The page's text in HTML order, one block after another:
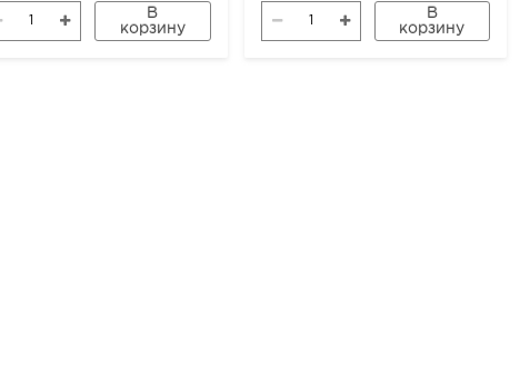
В
корзину
В
корзину